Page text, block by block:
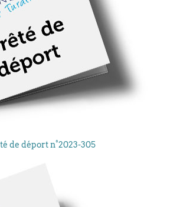
de déport n°2023-305